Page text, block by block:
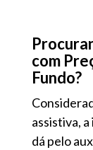
com
Fundo?
assistiva,
dá pelo